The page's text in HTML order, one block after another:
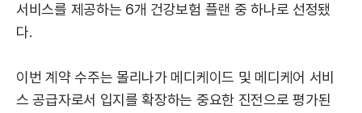
서비스를 제공하는 6개 건강보험 플랜 중 하나로 선정됐
다.
이번 계약 수주는 몰리나가 메디케이드 및 메디케어 서비
스 공급자로서 입지를 확장하는 중요한 진전으로 평가된